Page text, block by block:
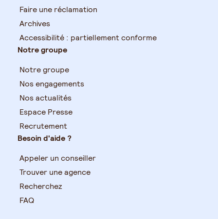
Faire une réclamation
Archives
Accessibilité : partiellement conforme
Notre groupe
Notre groupe
Nos engagements
Nos actualités
Espace Presse
Recrutement
Besoin d'aide ?
Appeler un conseiller
Trouver une agence
Recherchez
FAQ